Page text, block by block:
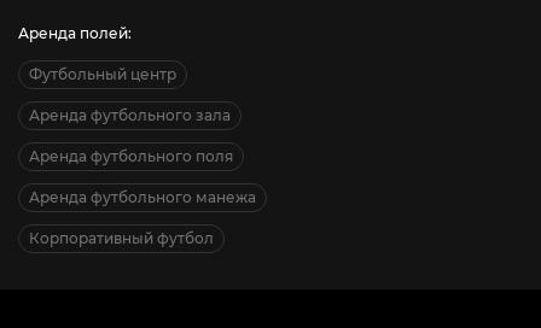
Аренда полей:
Футбольный центр
Аренда футбольного зала
Аренда футбольного поля
Аренда футбольного манежа
Корпоративный футбол